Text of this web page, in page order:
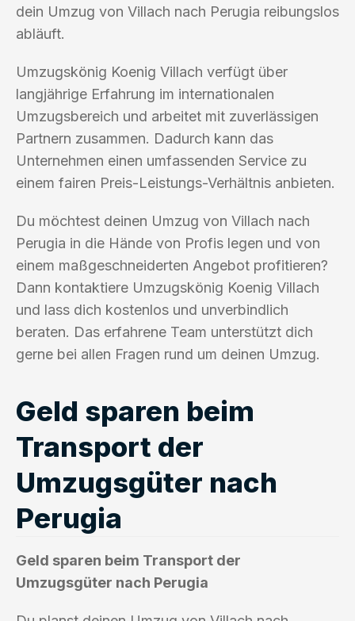
dein Umzug von Villach nach Perugia reibungslos
abläuft.
Umzugskönig Koenig Villach verfügt über
langjährige Erfahrung im internationalen
Umzugsbereich und arbeitet mit zuverlässigen
Partnern zusammen. Dadurch kann das
Unternehmen einen umfassenden Service zu
einem fairen Preis-Leistungs-Verhältnis anbieten.
Du möchtest deinen Umzug von Villach nach
Perugia in die Hände von Profis legen und von
einem maßgeschneiderten Angebot profitieren?
Dann kontaktiere Umzugskönig Koenig Villach
und lass dich kostenlos und unverbindlich
beraten. Das erfahrene Team unterstützt dich
gerne bei allen Fragen rund um deinen Umzug.
Geld sparen beim
Transport der
Umzugsgüter nach
Perugia
Geld sparen beim Transport der
Umzugsgüter nach Perugia